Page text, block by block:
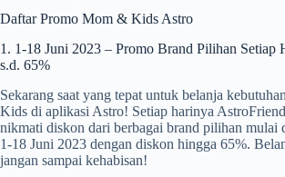
Daftar Promo Mom & Kids Astro
1. 1-18 Juni 2023 – Promo Brand Pilihan Setiap
s.d. 65%
Sekarang saat yang tepat untuk belanja
Kids di aplikasi Astro! Setiap harinya
nikmati diskon dari berbagai brand pilihan mulai
1-18 Juni 2023 dengan diskon hingga 65%.
jangan sampai kehabisan!